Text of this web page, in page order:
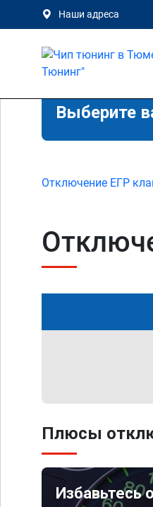
Наши адреса
Выберите
Отключение ЕГР
Плюсы
Избавьтесь